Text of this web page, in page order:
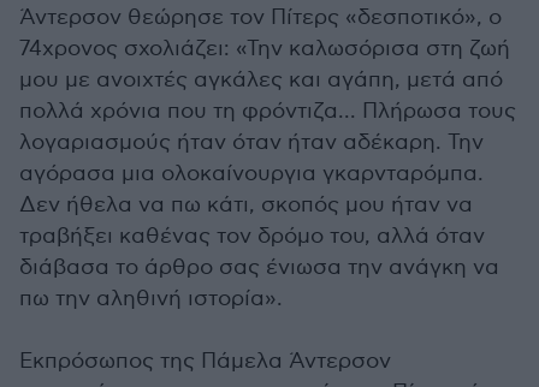
Άντερσον θεώρησε τον Πίτερς «δεσποτικό», ο
74χρονος σχολιάζει: «Την καλωσόρισα στη ζωή
μου με ανοιχτές αγκάλες και αγάπη, μετά από
πολλά χρόνια που τη φρόντιζα... Πλήρωσα τους
λογαριασμούς ήταν όταν ήταν αδέκαρη. Την
αγόρασα μια ολοκαίνουργια γκαρνταρόμπα.
Δεν ήθελα να πω κάτι, σκοπός μου ήταν να
τραβήξει καθένας τον δρόμο του, αλλά όταν
διάβασα το άρθρο σας ένιωσα την ανάγκη να
πω την αληθινή ιστορία».
Εκπρόσωπος της Πάμελα Άντερσον